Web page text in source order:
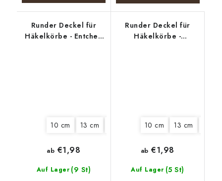
Runder Deckel für
Häkelkörbe - Entchen
10 cm 13 cm 18 cm 22 cm
Auf Lager (9 St)
ab €1,98
Runder Deckel für
Häkelkörbe -
10 cm 13 cm
Auf Lager (5 St)
ab €1,98